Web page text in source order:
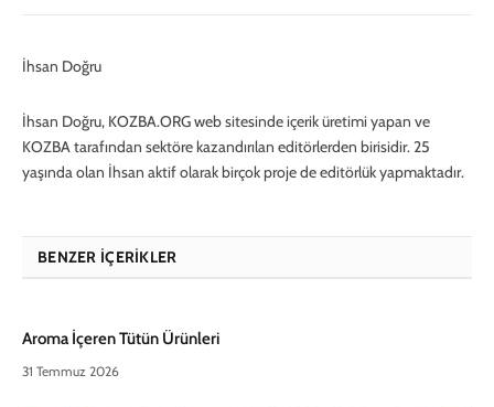
İhsan Doğru
İhsan Doğru, KOZBA.ORG web sitesinde içerik üretimi yapan ve
KOZBA tarafından sektöre kazandırılan editörlerden birisidir. 25
yaşında olan İhsan aktif olarak birçok proje de editörlük yapmaktadır.
BENZER İÇERIKLER
Aroma İçeren Tütün Ürünleri
31 Temmuz 2026